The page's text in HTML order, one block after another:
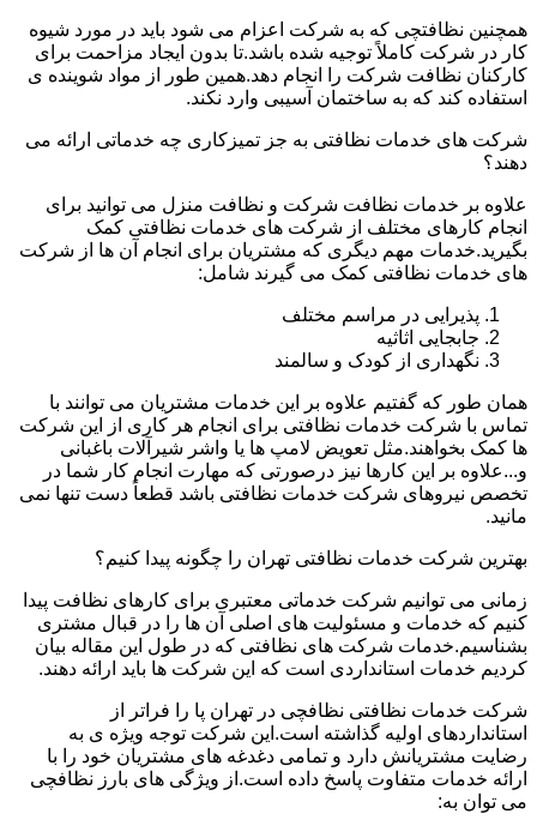
همچنین نظافتچی که به شرکت اعزام می شود باید در مورد شیوه
کار در شرکت کاملاً توجیه شده باشد.تا بدون ایجاد مزاحمت برای
کارکنان نظافت شرکت را انجام دهد.همین طور از مواد شوینده ی
استفاده کند که به ساختمان آسیبی وارد نکند.
شرکت های خدمات نظافتی به جز تمیزکاری چه خدماتی ارائه می
دهند؟
علاوه بر خدمات نظافت شرکت و نظافت منزل می توانید برای
انجام کارهای مختلف از شرکت های خدمات نظافتی کمک
بگیرید.خدمات مهم دیگری که مشتریان برای انجام آن ها از شرکت
های خدمات نظافتی کمک می گیرند شامل:
پذیرایی در مراسم مختلف
جابجایی اثاثیه
نگهداری از کودک و سالمند
همان طور که گفتیم علاوه بر این خدمات مشتریان می توانند با
تماس با شرکت خدمات نظافتی برای انجام هر کاری از این شرکت
ها کمک بخواهند.مثل تعویض لامپ ها یا واشر شیرآلات باغبانی
و...علاوه بر این کارها نیز درصورتی که مهارت انجام کار شما در
تخصص نیروهای شرکت خدمات نظافتی باشد قطعاً دست تنها نمی
مانید.
بهترین شرکت خدمات نظافتی تهران را چگونه پیدا کنیم؟
زمانی می توانیم شرکت خدماتی معتبری برای کارهای نظافت پیدا
کنیم که خدمات و مسئولیت های اصلی آن ها را در قبال مشتری
بشناسیم.خدمات شرکت های نظافتی که در طول این مقاله بیان
کردیم خدمات استانداردی است که این شرکت ها باید ارائه دهند.
شرکت خدمات نظافتی نظافچی در تهران پا را فراتر از
استانداردهای اولیه گذاشته است.این شرکت توجه ویژه ی به
رضایت مشتریانش دارد و تمامی دغدغه های مشتریان خود را با
ارائه خدمات متفاوت پاسخ داده است.از ویژگی های بارز نظافچی
می توان به: